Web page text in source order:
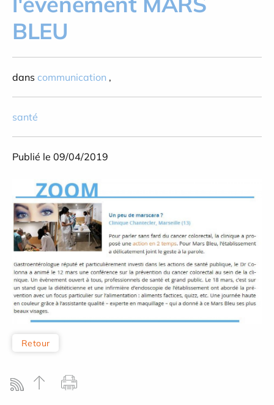
BLEU
dans communication ,
santé
Publié le 09/04/2019
Retour